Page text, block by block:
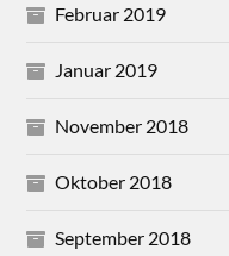
Februar 2019
Januar 2019
November 2018
Oktober 2018
September 2018